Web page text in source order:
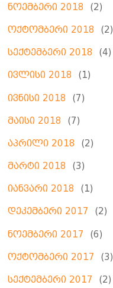
ნოემბერი 2018 (2)
ოქტომბერი 2018 (2)
სექტემბერი 2018 (4)
ივლისი 2018 (1)
ივნისი 2018 (7)
მაისი 2018 (7)
აპრილი 2018 (2)
მარტი 2018 (3)
იანვარი 2018 (1)
დეკემბერი 2017 (2)
ნოემბერი 2017 (6)
ოქტომბერი 2017 (3)
სექტემბერი 2017 (2)